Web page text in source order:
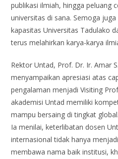
publikasi ilmiah, hingga peluang
universitas di sana. Semoga
kapasitas Universitas Tadulako
terus melahirkan karya-karya
Rektor Untad, Prof. Dr. Ir. Amar
menyampaikan apresiasi atas
pengalaman menjadi Visiting
akademisi Untad memiliki
mampu bersaing di tingkat global.
Ia menilai, keterlibatan dosen
internasional tidak hanya
membawa nama baik institusi,